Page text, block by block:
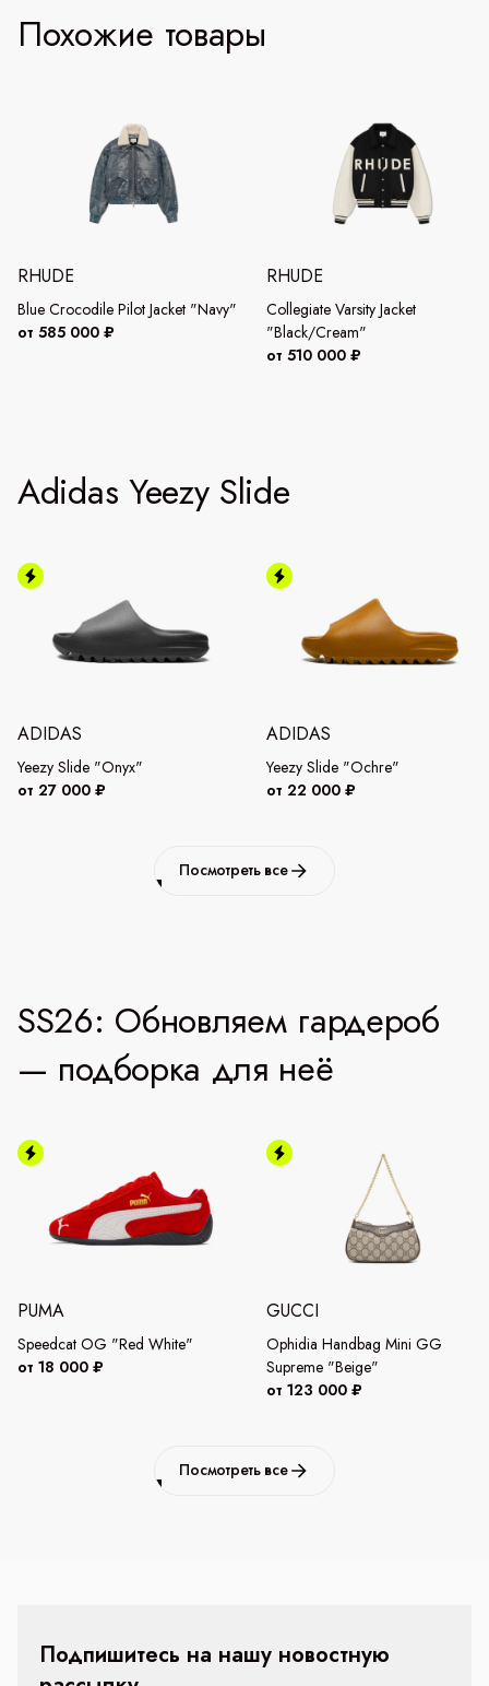
Похожие товары
RHUDE
Blue Crocodile Pilot Jacket "Navy"
от 585 000 ₽
RHUDE
Collegiate Varsity Jacket
"Black/Cream"
от 510 000 ₽
Adidas Yeezy Slide
ADIDAS
Yeezy Slide "Onyx"
от 27 000 ₽
ADIDAS
Yeezy Slide "Ochre"
от 22 000 ₽
Посмотреть все
SS26: Обновляем гардероб
— подборка для неё
PUMA
Speedcat OG "Red White"
от 18 000 ₽
GUCCI
Ophidia Handbag Mini GG
Supreme "Beige"
от 123 000 ₽
Посмотреть все
Подпишитесь на нашу новостную